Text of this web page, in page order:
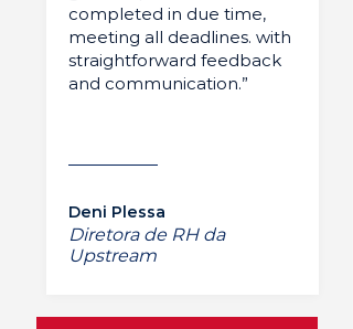
completed in due time,
meeting all deadlines. with
straightforward feedback
and communication.”
Deni Plessa
Diretora de RH da
Upstream